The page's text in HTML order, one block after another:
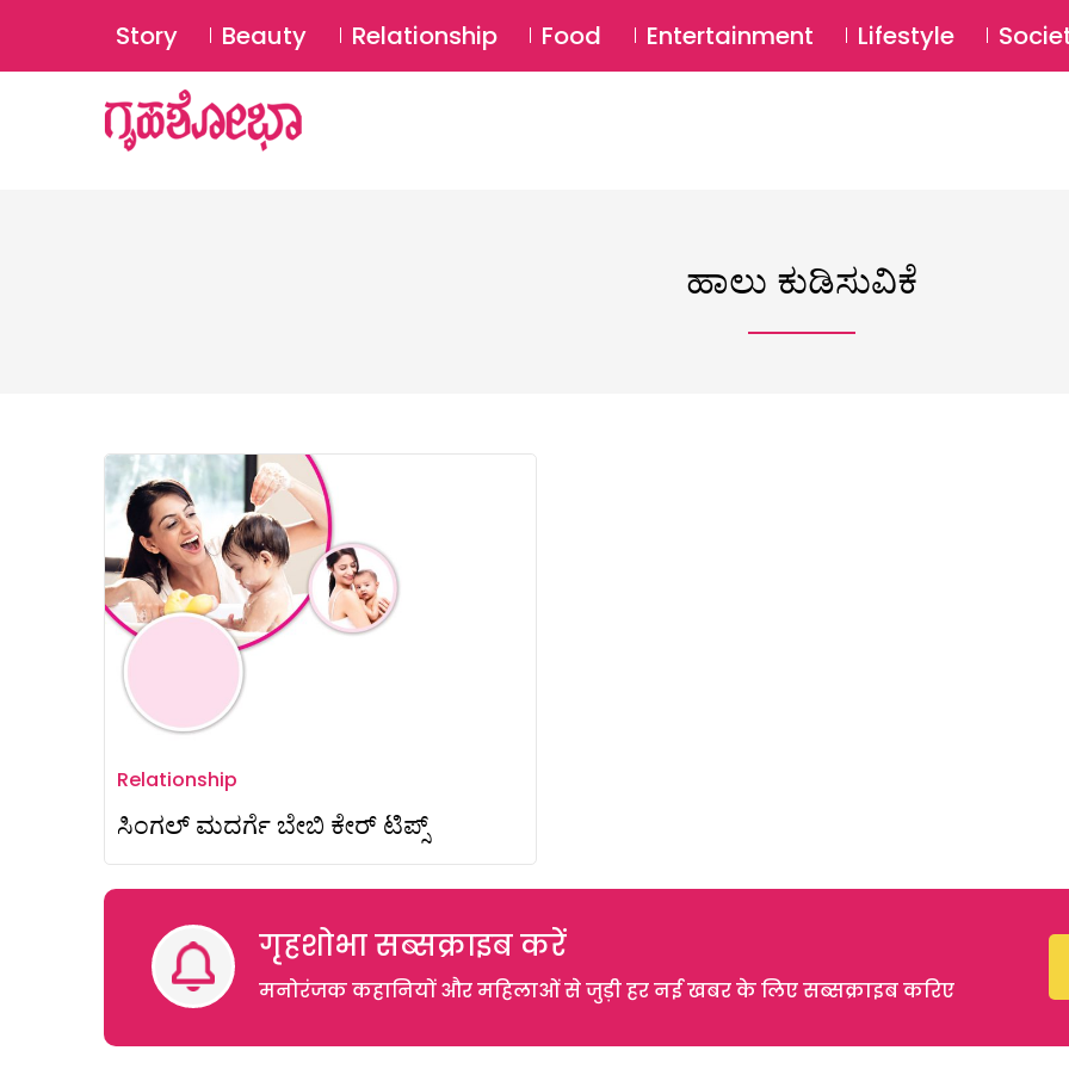
Story Beauty Relationship Food Entertainment Lifestyle
ಹಾಲು ಕುಡಿಸುವಿಕೆ
Relationship
ಸಿಂಗಲ್ ಮದರ್ಗೆ ಬೇಬಿ ಕೇರ್ ಟಿಪ್ಸ್
गृहशोभा सब्सक्राइब करें
मनोरंजक कहानियों और महिलाओं से जुड़ी हर नई खबर के लिए सब्सक्राइब करिए